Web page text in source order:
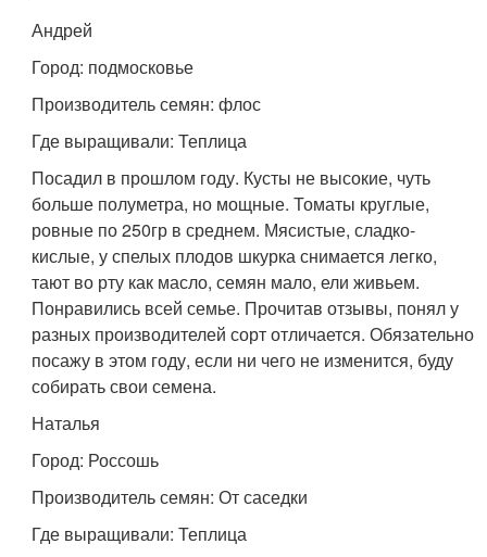
Андрей
Город: подмосковье
Производитель семян: флос
Где выращивали: Теплица
Посадил в прошлом году. Кусты не высокие, чуть
больше полуметра, но мощные. Томаты круглые,
ровные по 250гр в среднем. Мясистые, сладко-
кислые, у спелых плодов шкурка снимается легко,
тают во рту как масло, семян мало, ели живьем.
Понравились всей семье. Прочитав отзывы, понял у
разных производителей сорт отличается. Обязательно
посажу в этом году, если ни чего не изменится, буду
собирать свои семена.
Наталья
Город: Россошь
Производитель семян: От саседки
Где выращивали: Теплица